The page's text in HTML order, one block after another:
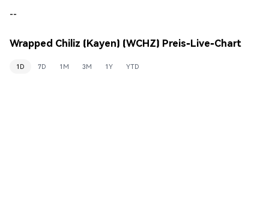
--
Wrapped Chiliz (Kayen) (WCHZ) Preis-Live-Chart
1D 7D 1M 3M 1Y YTD